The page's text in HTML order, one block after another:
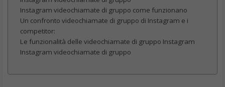
Instagram videochiamate di gruppo come funzionano
Un confronto videochiamate di gruppo di Instagram e i
competitor:
Le funzionalità delle videochiamate di gruppo Instagram
Instagram videochiamate di gruppo